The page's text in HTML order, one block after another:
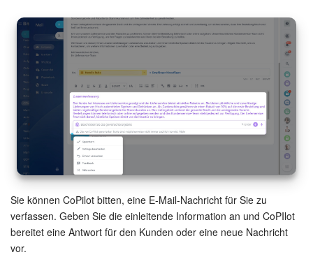
Sie können CoPilot bitten, eine E-Mail-Nachricht für Sie zu
verfassen. Geben Sie die einleitende Information an und CoPIlot
bereitet eine Antwort für den Kunden oder eine neue Nachricht
vor.